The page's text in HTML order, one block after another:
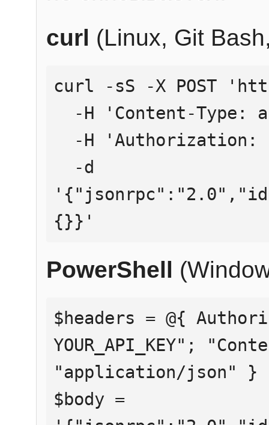
curl (Linux, Git
curl -sS -X POST
{}}'
PowerShell
$headers = @{
YOUR_API_KEY";
"application/json" }
$body =